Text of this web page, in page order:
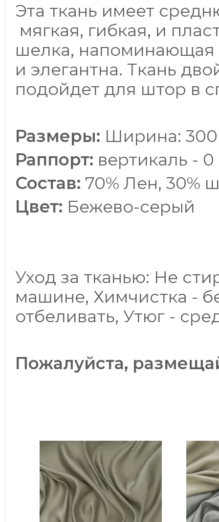
Эта ткань имеет
мягкая, гибкая, и
шелка, напоминающая
и элегантна. Ткань
подойдет для штор в
Размеры: Ширина:
Раппорт: вертикаль -
Состав: 70% Лен, 30%
Цвет: Бежево-серый
Уход за тканью: Не
машине, Химчистка -
отбеливать, Утюг -
Пожалуйста,